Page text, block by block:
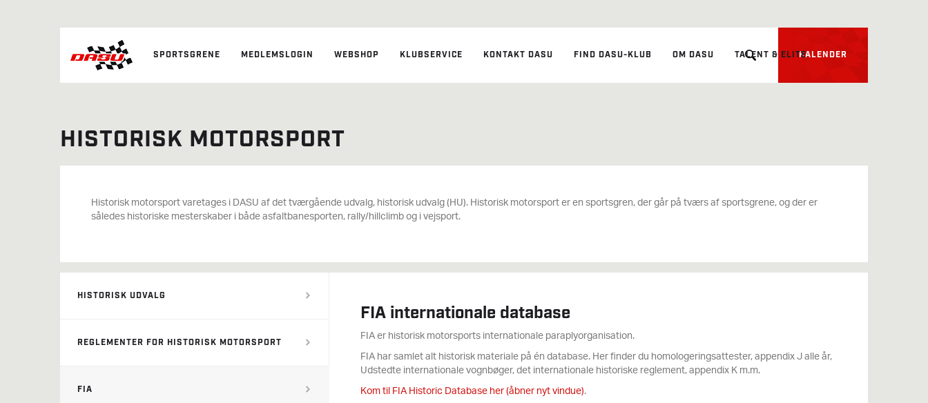
KALENDER
SPORTSGRENE MEDLEMSLOGIN WEBSHOP KLUBSERVICE KONTAKT DASU FIND DASU-KLUB OM DASU TALENT & ELITE
HISTORISK MOTORSPORT
Historisk motorsport varetages i DASU af det tværgående udvalg, historisk udvalg (HU). Historisk motorsport er en sportsgren, der går på tværs af sportsgrene, og der er
således historiske mesterskaber i både asfaltbanesporten, rally/hillclimb og i vejsport.
HISTORISK UDVALG
REGLEMENTER FOR HISTORISK MOTORSPORT
FIA
FIA internationale database
FIA er historisk motorsports internationale paraplyorganisation.
FIA har samlet alt historisk materiale på én database. Her finder du homologeringsattester,appendixJ alle år,
Udstedte internationale vognbøger, det internationale historiske reglement,appendixKm.m.
Kom til FIA Historic Database her (åbner nyt vindue).